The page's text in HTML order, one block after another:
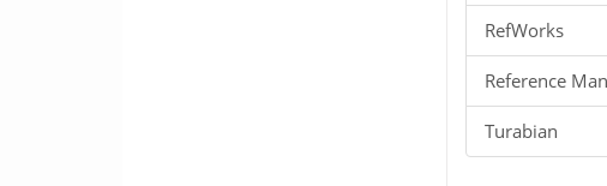
RefWorks
Reference
Turabian